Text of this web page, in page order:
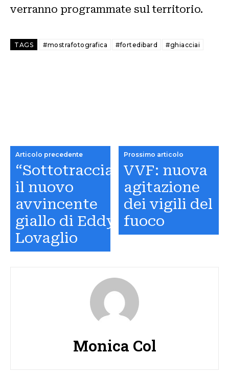
verranno programmate sul territorio.
TAGS #mostrafotografica #fortedibard #ghiacciai
Articolo precedente
“Sottotraccia”,
il nuovo
avvincente
giallo di Eddy
Lovaglio
Prossimo articolo
VVF: nuova
agitazione
dei vigili del
fuoco
Monica Col